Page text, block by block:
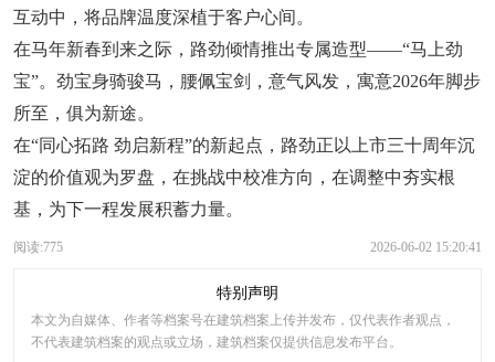
互动中，将品牌温度深植于客户心间。
在马年新春到来之际，路劲倾情推出专属造型——“马上劲
宝”。劲宝身骑骏马，腰佩宝剑，意气风发，寓意2026年脚步
所至，俱为新途。
在“同心拓路 劲启新程”的新起点，路劲正以上市三十周年沉
淀的价值观为罗盘，在挑战中校准方向，在调整中夯实根
基，为下一程发展积蓄力量。
阅读:775 2026-06-02 15:20:41
特别声明
本文为自媒体、作者等档案号在建筑档案上传并发布，仅代表作者观点，
不代表建筑档案的观点或立场，建筑档案仅提供信息发布平台。